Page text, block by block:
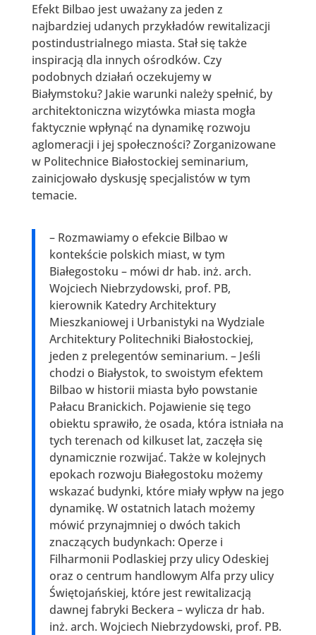
Efekt Bilbao jest uważany za jeden z
najbardziej udanych przykładów rewitalizacji
postindustrialnego miasta. Stał się także
inspiracją dla innych ośrodków. Czy
podobnych działań oczekujemy w
Białymstoku? Jakie warunki należy spełnić, by
architektoniczna wizytówka miasta mogła
faktycznie wpłynąć na dynamikę rozwoju
aglomeracji i jej społeczności? Zorganizowane
w Politechnice Białostockiej seminarium,
zainicjowało dyskusję specjalistów w tym
temacie.
– Rozmawiamy o efekcie Bilbao w
kontekście polskich miast, w tym
Białegostoku – mówi dr hab. inż. arch.
Wojciech Niebrzydowski, prof. PB,
kierownik Katedry Architektury
Mieszkaniowej i Urbanistyki na Wydziale
Architektury Politechniki Białostockiej,
jeden z prelegentów seminarium. – Jeśli
chodzi o Białystok, to swoistym efektem
Bilbao w historii miasta było powstanie
Pałacu Branickich. Pojawienie się tego
obiektu sprawiło, że osada, która istniała na
tych terenach od kilkuset lat, zaczęła się
dynamicznie rozwijać. Także w kolejnych
epokach rozwoju Białegostoku możemy
wskazać budynki, które miały wpływ na jego
dynamikę. W ostatnich latach możemy
mówić przynajmniej o dwóch takich
znaczących budynkach: Operze i
Filharmonii Podlaskiej przy ulicy Odeskiej
oraz o centrum handlowym Alfa przy ulicy
Świętojańskiej, które jest rewitalizacją
dawnej fabryki Beckera – wylicza dr hab.
inż. arch. Wojciech Niebrzydowski, prof. PB.